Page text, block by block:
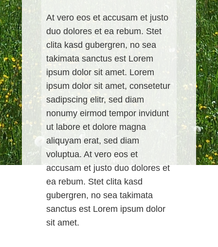
At vero eos et accusam et justo
duo dolores et ea rebum. Stet
clita kasd gubergren, no sea
takimata sanctus est Lorem
ipsum dolor sit amet. Lorem
ipsum dolor sit amet, consetetur
sadipscing elitr, sed diam
nonumy eirmod tempor invidunt
ut labore et dolore magna
aliquyam erat, sed diam
voluptua. At vero eos et
accusam et justo duo dolores et
ea rebum. Stet clita kasd
gubergren, no sea takimata
sanctus est Lorem ipsum dolor
sit amet.